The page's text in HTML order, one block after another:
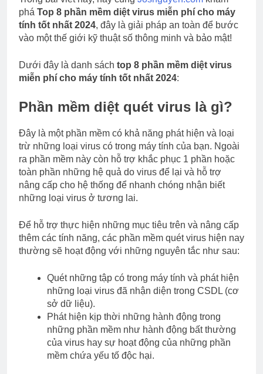
phá Top 8 phần mềm diệt virus miễn phí cho máy
tính tốt nhất 2024, đây là giải pháp an toàn để bước
vào một thế giới kỹ thuật số thông minh và bảo mật!
Dưới đây là danh sách top 8 phần mềm diệt virus
miễn phí cho máy tính tốt nhất 2024:
Phần mềm diệt quét virus là gì?
Đây là một phần mềm có khả năng phát hiện và loại
trừ những loại virus có trong máy tính của bạn. Ngoài
ra phần mềm này còn hỗ trợ khắc phục 1 phần hoặc
toàn phần những hệ quả do virus để lại và hỗ trợ
nâng cấp cho hệ thống để nhanh chóng nhận biết
những loại virus ở tương lai.
Để hỗ trợ thực hiện những mục tiêu trên và nâng cấp
thêm các tính năng, các phần mềm quét virus hiện nay
thường sẽ hoạt động với những nguyên tắc như sau:
Quét những tập có trong máy tính và phát hiện
những loại virus đã nhận diện trong CSDL (cơ
sở dữ liệu).
Phát hiện kịp thời những hành động trong
những phần mềm như hành động bất thường
của virus hay sự hoạt động của những phần
mềm chứa yếu tố độc hại.